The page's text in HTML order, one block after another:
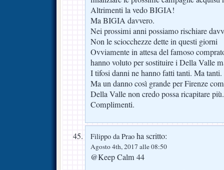
Altrimenti la vedo BIGIA!
Ma BIGIA davvero.
Nei prossimi anni possiamo rischiare
Non le sciocchezze dette in questi giorni
Ovviamente in attesa del famoso
hanno voluto per sostituire i Della Valle
I tifosi danni ne hanno fatti tanti. Ma tanti.
Ma un danno così grande per Firenze
Della Valle non credo possa ricapitare più.
Complimenti.
Filippo da Prao ha scritto:
Agosto 4th, 2017 alle 08:50
@Keep Calm 44